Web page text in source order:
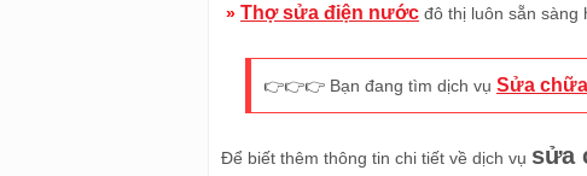
» Thợ sửa điện nước đô thị luôn sẵn sàng
👉👉👉 Bạn đang tìm dịch vụ Sửa
Để biết thêm thông tin chi tiết về dịch vụ sửa